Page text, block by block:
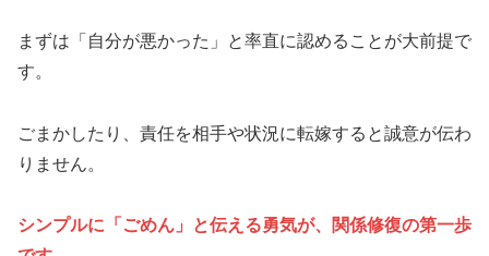
まずは「自分が悪かった」と率直に認めることが大前提で
す。
ごまかしたり、責任を相手や状況に転嫁すると誠意が伝わ
りません。
シンプルに「ごめん」と伝える勇気が、関係修復の第一歩